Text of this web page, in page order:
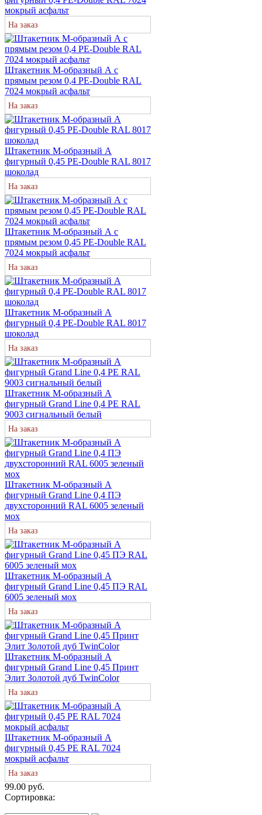
мокрый асфальт
На заказ
Штакетник М-образный А с
прямым резом 0,4 PE-Double RAL
7024 мокрый асфальт
На заказ
Штакетник М-образный А
фигурный 0,45 PE-Double RAL 8017
шоколад
На заказ
Штакетник М-образный А с
прямым резом 0,45 PE-Double RAL
7024 мокрый асфальт
На заказ
Штакетник М-образный А
фигурный 0,4 PE-Double RAL 8017
шоколад
На заказ
Штакетник М-образный A
фигурный Grand Line 0,4 PE RAL
9003 сигнальный белый
На заказ
Штакетник М-образный A
фигурный Grand Line 0,4 ПЭ
двухсторонний RAL 6005 зеленый
мох
На заказ
Штакетник М-образный A
фигурный Grand Line 0,45 ПЭ RAL
6005 зеленый мох
На заказ
Штакетник М-образный A
фигурный Grand Line 0,45 Принт
Элит Золотой дуб TwinColor
На заказ
Штакетник М-образный А
фигурный 0,45 PE RAL 7024
мокрый асфальт
На заказ
99.00 руб.
Сортировка: